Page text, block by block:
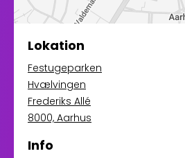
Lokation
Festugeparken
Hvælvingen
Frederiks Allé
8000, Aarhus
Info